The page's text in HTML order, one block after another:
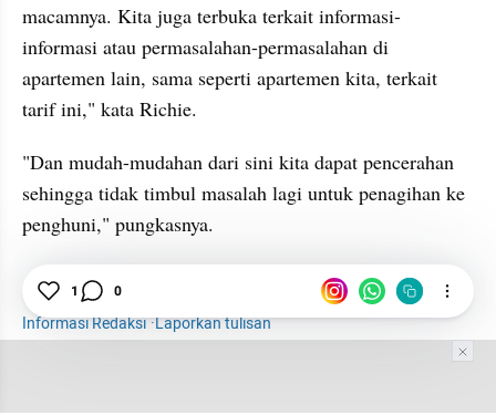
macamnya. Kita juga terbuka terkait informasi-
informasi atau permasalahan-permasalahan di
apartemen lain, sama seperti apartemen kita, terkait
tarif ini," kata Richie.
"Dan mudah-mudahan dari sini kita dapat pencerahan
sehingga tidak timbul masalah lagi untuk penagihan ke
penghuni," pungkasnya.
PAM JAYA
Apartemen
Informasi Redaksi·Laporkan tulisan
1 0